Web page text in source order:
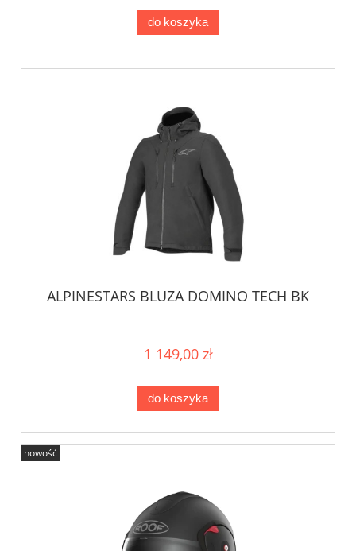
do koszyka
ALPINESTARS BLUZA DOMINO TECH BK
1 149,00 zł
do koszyka
nowość